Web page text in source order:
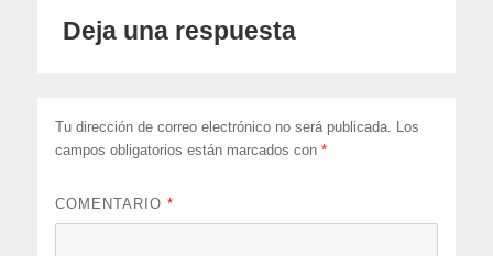
Deja una respuesta
Tu dirección de correo electrónico no será publicada. Los
campos obligatorios están marcados con*
COMENTARIO*